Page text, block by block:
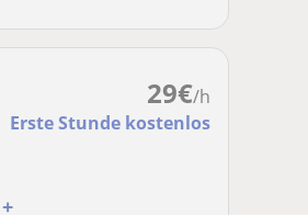
29€/h
Erste Stunde kostenlos